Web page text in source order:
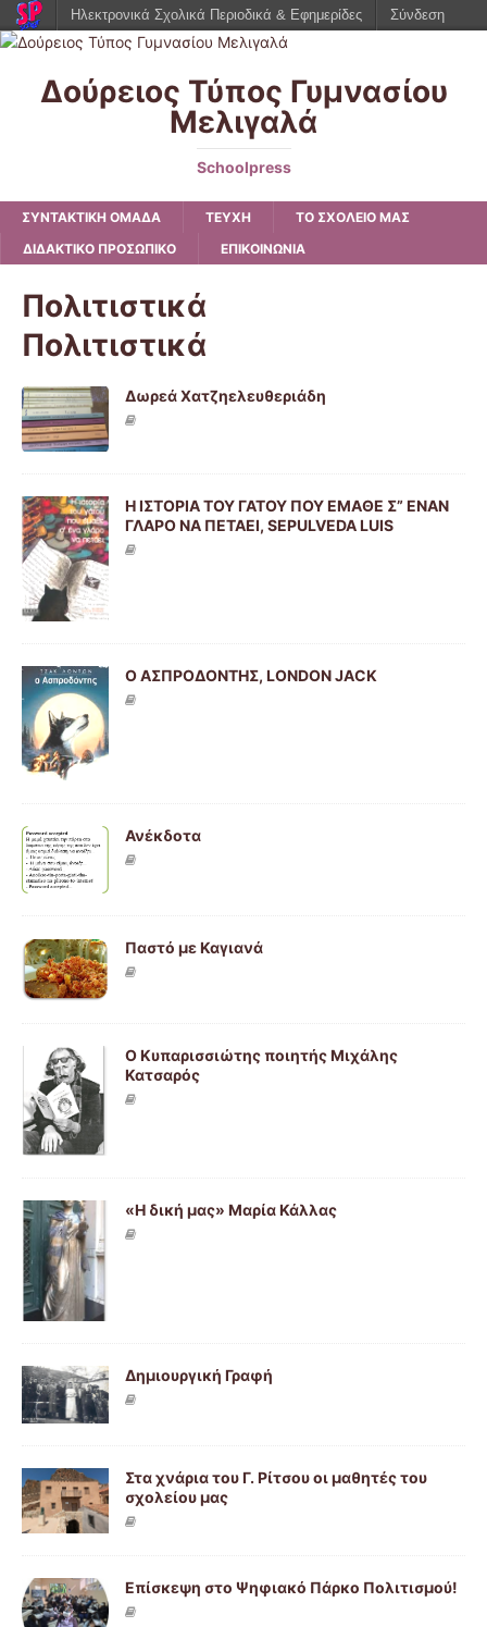
Δούρειος Τύπος Γυμνασίου
Μελιγαλά
Schoolpress
ΣΥΝΤΑΚΤΙΚΗ ΟΜΑΔΑ ΤΕΥΧΗ
ΤΟ ΣΧΟΛΕΙΟ ΜΑΣ
ΔΙΔΑΚΤΙΚΟ ΠΡΟΣΩΠΙΚΟ
ΕΠΙΚΟΙΝΩΝΙΑ
Πολιτιστικά
Πολιτιστικά
Δωρεά Χατζηελευθεριάδη
Η ΙΣΤΟΡΙΑ ΤΟΥ ΓΑΤΟΥ ΠΟΥ ΕΜΑΘΕ Σ” ΕΝΑΝ
ΓΛΑΡΟ ΝΑ ΠΕΤΑΕΙ, SEPULVEDA LUIS
Ο ΑΣΠΡΟΔΟΝΤΗΣ, LONDON JACK
Ανέκδοτα
Παστό με Καγιανά
Ο Κυπαρισσιώτης ποιητής Μιχάλης
Κατσαρός
«Η δική μας» Μαρία Κάλλας
Δημιουργική Γραφή
Στα χνάρια του Γ. Ρίτσου οι μαθητές του
σχολείου μας
Επίσκεψη στο Ψηφιακό Πάρκο Πολιτισμού!
Ηλεκτρονικά Σχολικά Περιοδικά & Εφημερίδες Σύνδεση